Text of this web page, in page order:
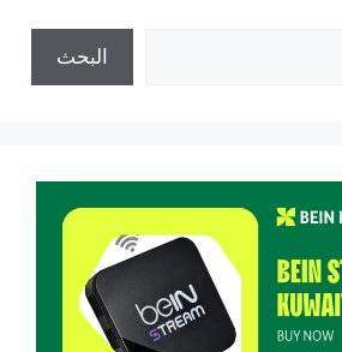
البحث